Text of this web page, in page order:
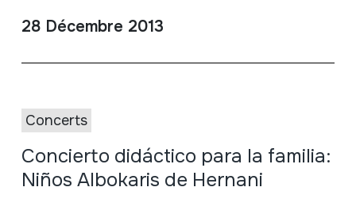
28 Décembre 2013
Concerts
Concierto didáctico para la familia:
Niños Albokaris de Hernani